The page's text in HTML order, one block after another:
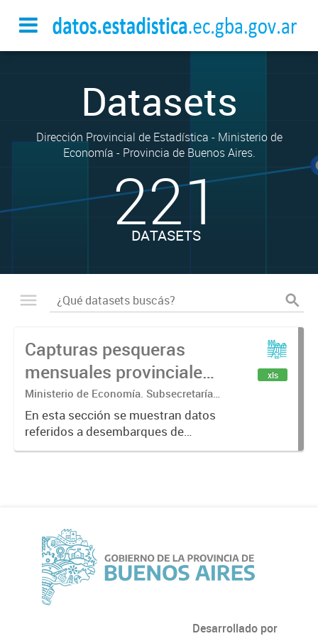
Datasets
Dirección Provincial de Estadística - Ministerio de
Economía - Provincia de Buenos Aires.
221
DATASETS
Capturas pesqueras
mensuales provinciales
por especie.
Ministerio de Economía. Subsecretaría
de Coordinación Económica y
Estadística. Dirección Provincial de
Estadística.
En esta sección se muestran datos
referidos a desembarques de
capturas marítimas realizadas en
xls
Desarrollado por